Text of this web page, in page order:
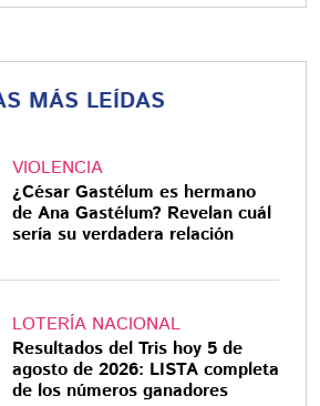
MÁS LEÍDAS
VIOLENCIA
¿César Gastélum es hermano
de Ana Gastélum? Revelan cuál
sería su verdadera relación
LOTERÍA NACIONAL
Resultados del Tris hoy 5 de
agosto de 2026: LISTA completa
de los números ganadores